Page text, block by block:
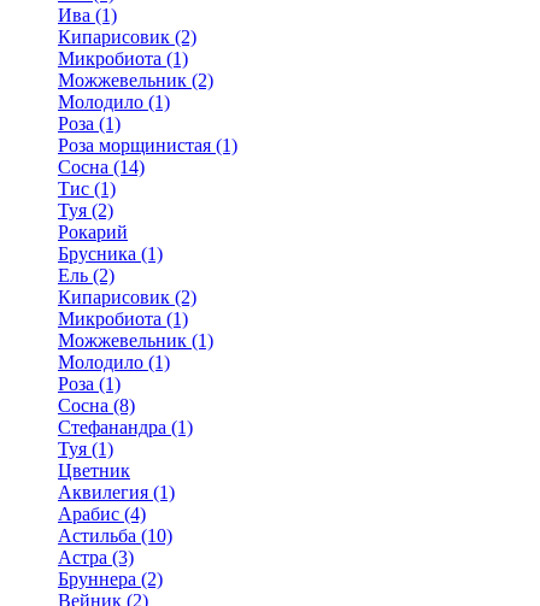
Ива (1)
Кипарисовик (2)
Микробиота (1)
Можжевельник (2)
Молодило (1)
Роза (1)
Роза морщинистая (1)
Сосна (14)
Тис (1)
Туя (2)
Рокарий
Брусника (1)
Ель (2)
Кипарисовик (2)
Микробиота (1)
Можжевельник (1)
Молодило (1)
Роза (1)
Сосна (8)
Стефанандра (1)
Туя (1)
Цветник
Аквилегия (1)
Арабис (4)
Астильба (10)
Астра (3)
Бруннера (2)
Вейник (2)